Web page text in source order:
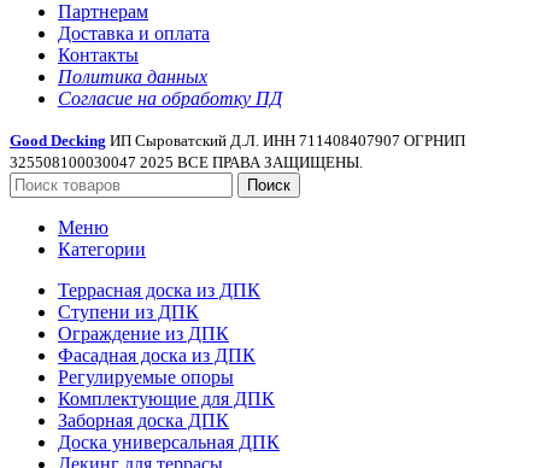
Партнерам
Доставка и оплата
Контакты
Политика данных
Согласие на обработку ПД
Good Decking ИП Сыроватский Д.Л. ИНН 711408407907 ОГРНИП
325508100030047 2025 ВСЕ ПРАВА ЗАЩИЩЕНЫ.
Поиск
Меню
Категории
Террасная доска из ДПК
Ступени из ДПК
Ограждение из ДПК
Фасадная доска из ДПК
Регулируемые опоры
Комплектующие для ДПК
Заборная доска ДПК
Доска универсальная ДПК
Декинг для террасы